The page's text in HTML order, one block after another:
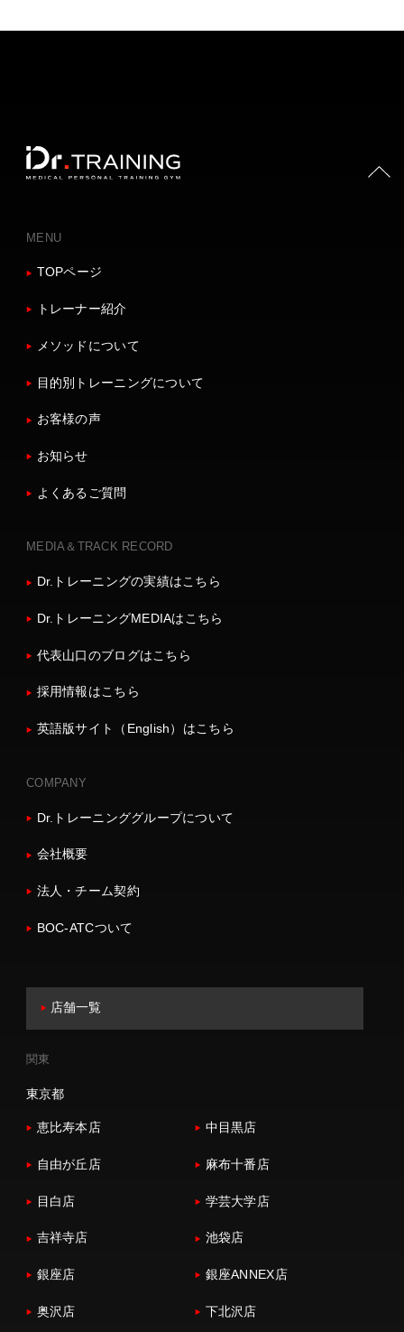
MENU
TOPページ
トレーナー紹介
メソッドについて
目的別トレーニングについて
お客様の声
お知らせ
よくあるご質問
MEDIA＆TRACK RECORD
Dr.トレーニングの実績はこちら
Dr.トレーニングMEDIAはこちら
代表山口のブログはこちら
採用情報はこちら
英語版サイト（English）はこちら
COMPANY
Dr.トレーニンググループについて
会社概要
法人・チーム契約
BOC-ATCついて
店舗一覧
関東
東京都
恵比寿本店 中目黒店
自由が丘店 麻布十番店
目白店 学芸大学店
吉祥寺店 池袋店
銀座店 銀座ANNEX店
奥沢店 下北沢店